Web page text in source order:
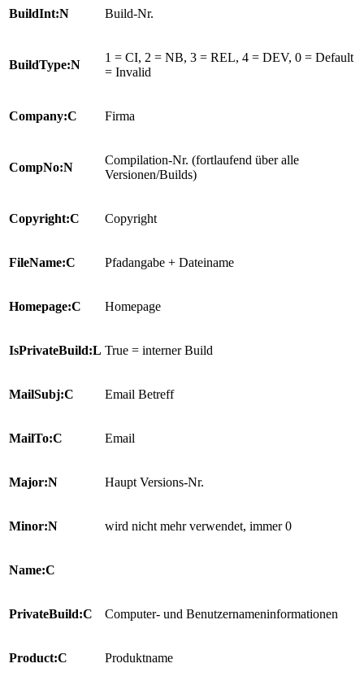
BuildInt:N Build-Nr.
BuildType:N
1 = CI, 2 = NB, 3 = REL, 4 = DEV, 0 = Default
= Invalid
Company:C Firma
CompNo:N
Compilation-Nr. (fortlaufend über alle
Versionen/Builds)
Copyright:C Copyright
FileName:C Pfadangabe + Dateiname
Homepage:C Homepage
IsPrivateBuild:L True = interner Build
MailSubj:C Email Betreff
MailTo:C Email
Major:N Haupt Versions-Nr.
Minor:N wird nicht mehr verwendet, immer 0
Name:C
PrivateBuild:C Computer- und Benutzernameninformationen
Product:C Produktname